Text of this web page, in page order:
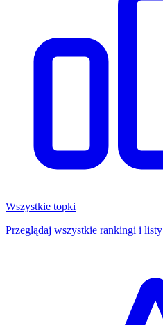
Wszystkie topki
Przeglądaj wszystkie rankingi i listy